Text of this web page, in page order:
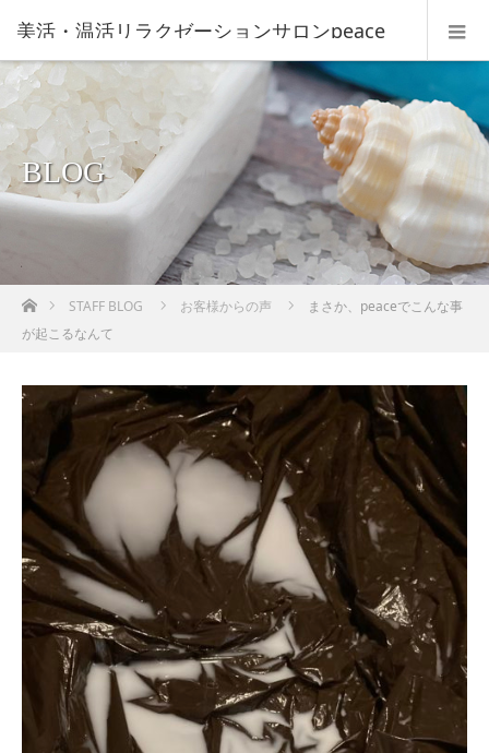
美活・温活リラクゼーションサロンpeace
BLOG
ホームSTAFF BLOG お客様からの声
まさか、peaceでこんな事
が起こるなんて